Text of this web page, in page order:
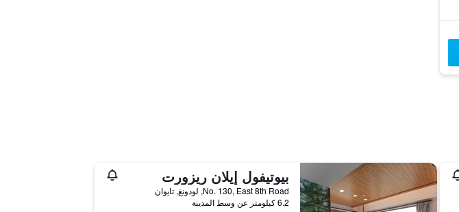
بيوتيفول إيلان ريزورت
No. 130, East 8th Road, لودونغ, تايوان
6.2 كيلومتر عن وسط المدينة